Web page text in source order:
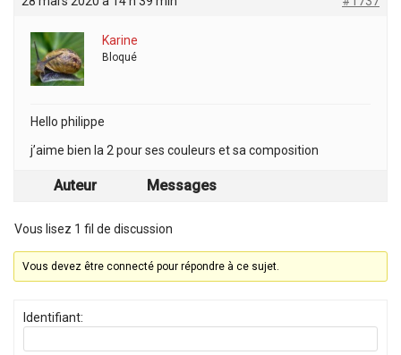
Karine
Bloqué
Hello philippe
j’aime bien la 2 pour ses couleurs et sa composition
Auteur Messages
Vous lisez 1 fil de discussion
Vous devez être connecté pour répondre à ce sujet.
Identifiant: